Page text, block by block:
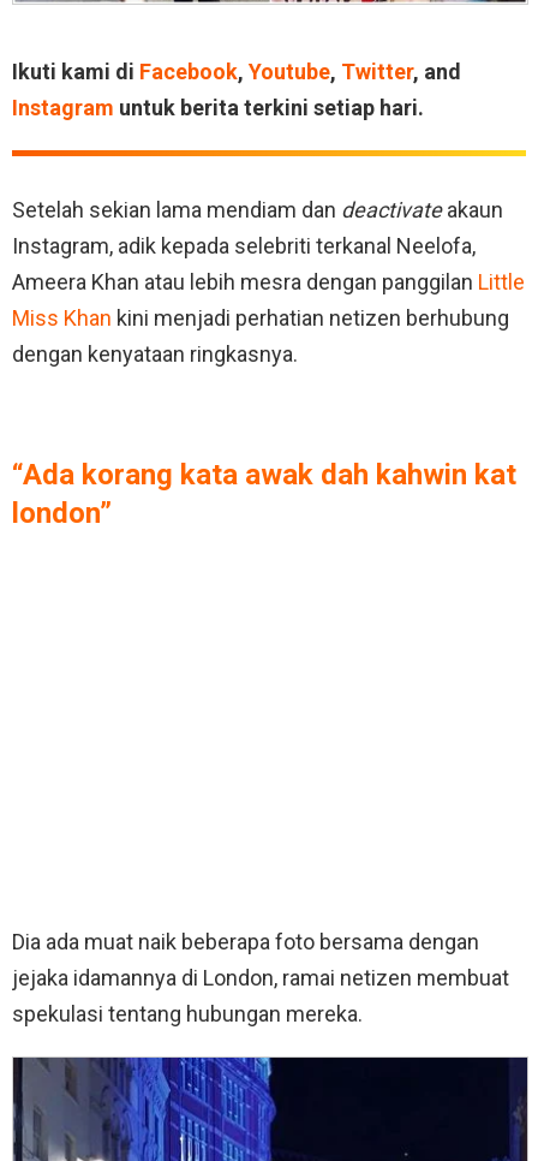
Ikuti kami di Facebook, Youtube, Twitter, and
Instagram untuk berita terkini setiap hari.
Setelah sekian lama mendiam dan deactivateakaun
Instagram, adik kepada selebriti terkanal Neelofa,
Ameera Khan atau lebih mesra dengan panggilan Little
Miss Khan kini menjadi perhatian netizen berhubung
dengan kenyataan ringkasnya.
“Ada korang kata awak dah kahwin kat
london”
Dia ada muat naik beberapa foto bersama dengan
jejaka idamannya di London, ramai netizen membuat
spekulasi tentang hubungan mereka.